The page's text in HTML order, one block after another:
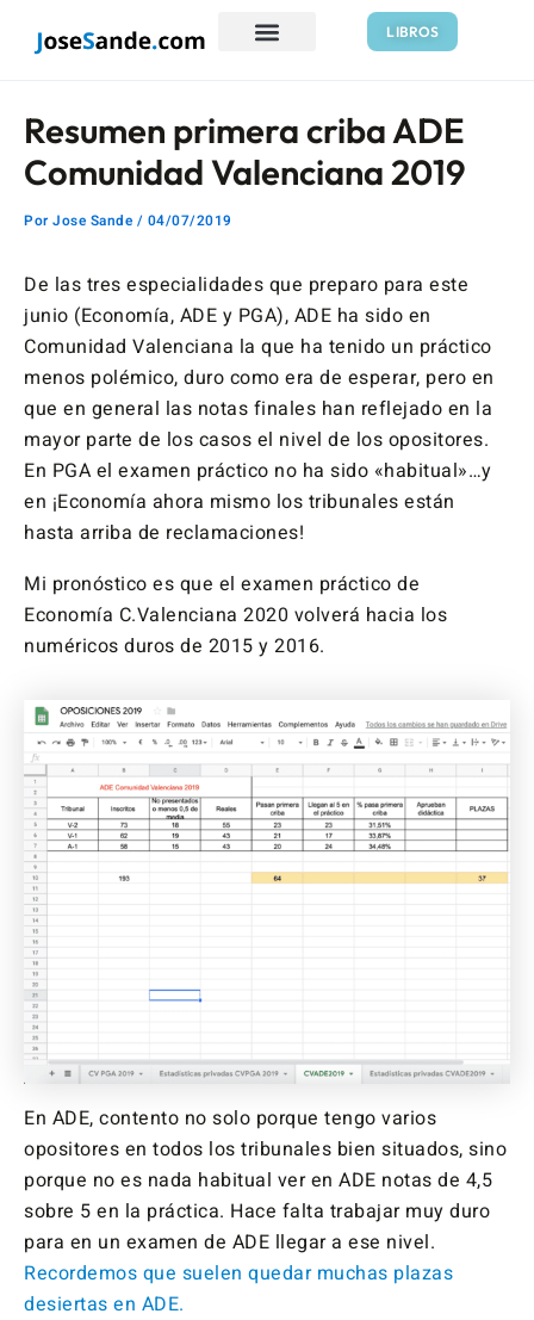
LIBROS
Resumen primera criba ADE
Comunidad Valenciana 2019
Por Jose Sande / 04/07/2019
De las tres especialidades que preparo para este
junio (Economía, ADE y PGA), ADE ha sido en
Comunidad Valenciana la que ha tenido un práctico
menos polémico, duro como era de esperar, pero en
que en general las notas finales han reflejado en la
mayor parte de los casos el nivel de los opositores.
En PGA el examen práctico no ha sido «habitual»…y
en ¡Economía ahora mismo los tribunales están
hasta arriba de reclamaciones!
Mi pronóstico es que el examen práctico de
Economía C.Valenciana 2020 volverá hacia los
numéricos duros de 2015 y 2016.
En ADE, contento no solo porque tengo varios
opositores en todos los tribunales bien situados, sino
porque no es nada habitual ver en ADE notas de 4,5
sobre 5 en la práctica. Hace falta trabajar muy duro
para en un examen de ADE llegar a ese nivel.
Recordemos que suelen quedar muchas plazas
desiertas en ADE.
de